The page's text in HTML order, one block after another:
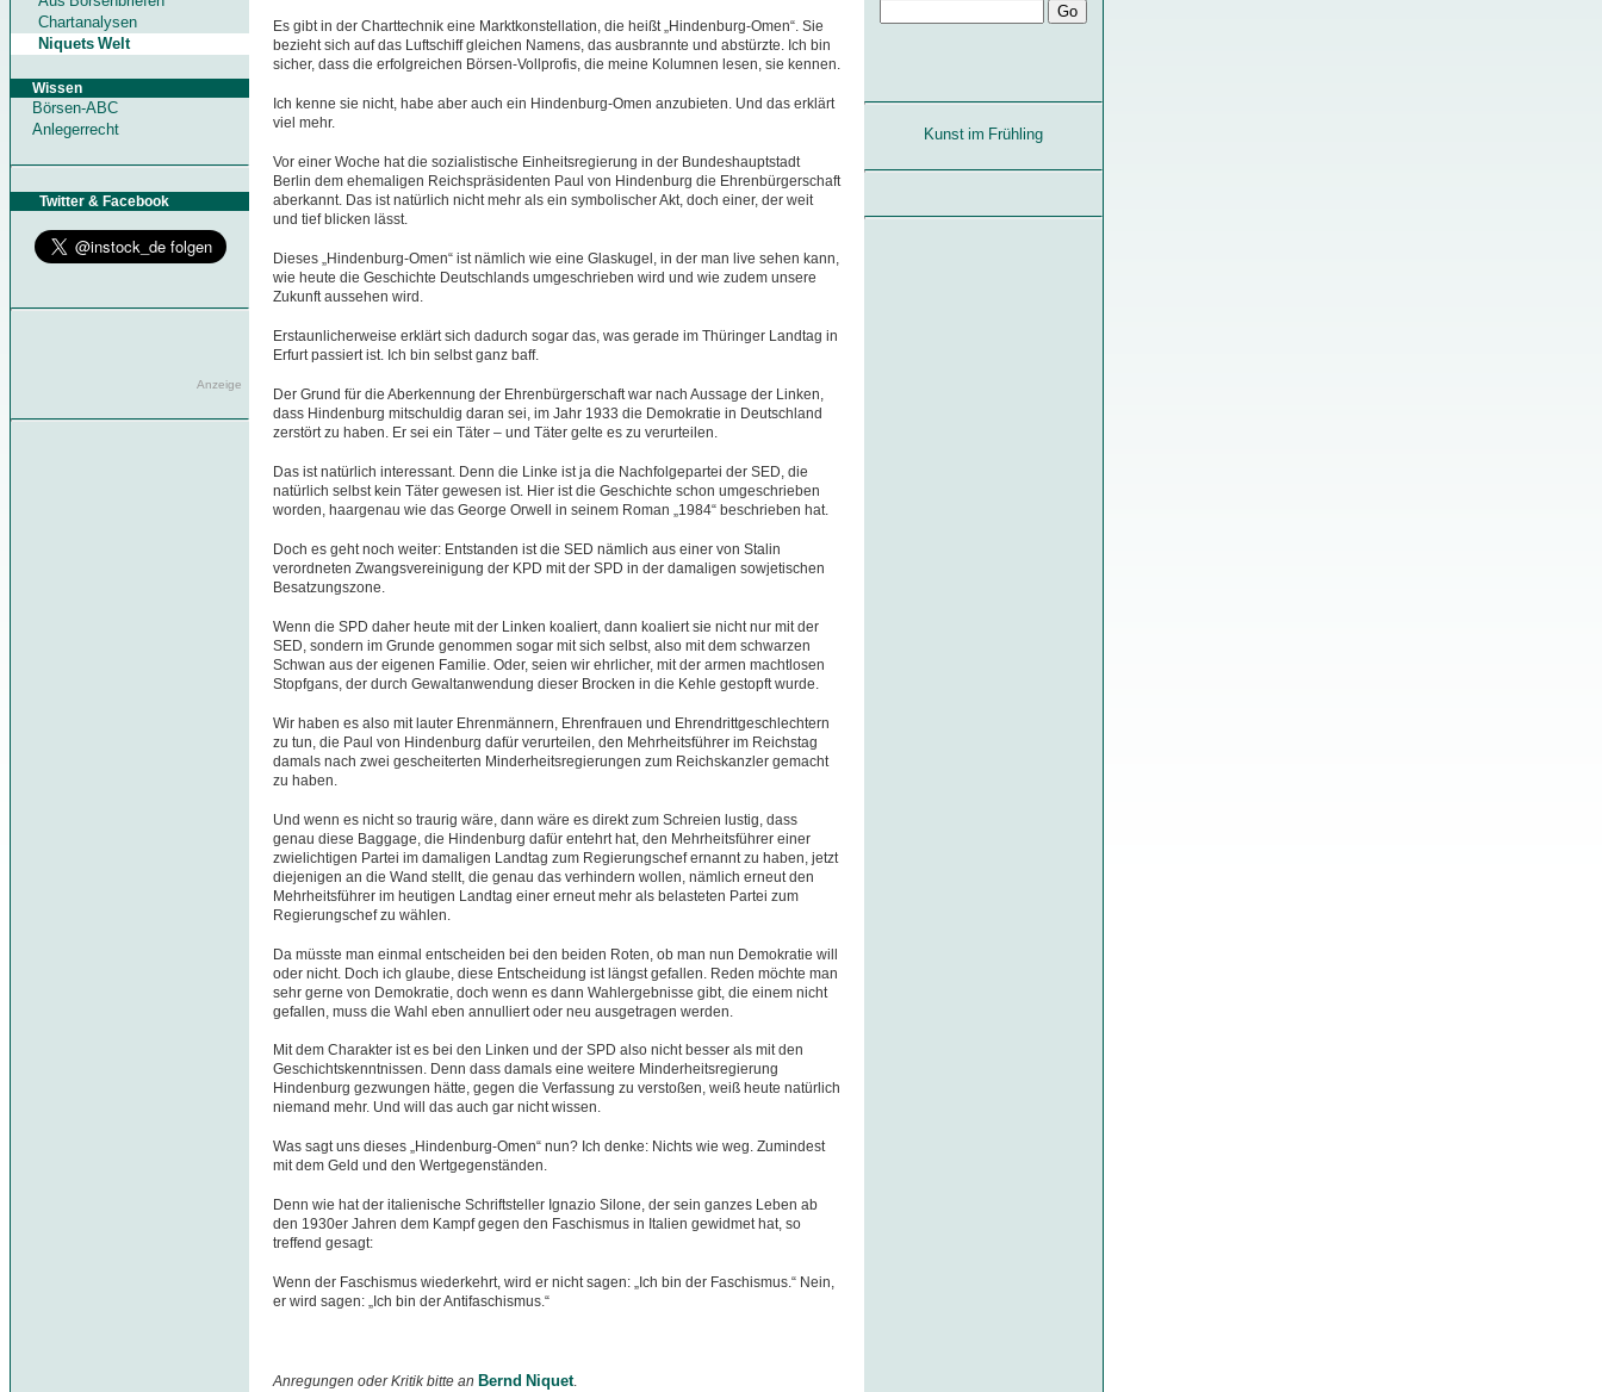
Chartanalysen
Niquets Welt
Wissen
Börsen-ABC
Anlegerrecht
Twitter & Facebook
Anzeige
Kunst im Frühling
Es gibt in der Charttechnik eine Marktkonstellation, die heißt „Hindenburg-Omen“. Sie
bezieht sich auf das Luftschiff gleichen Namens, das ausbrannte und abstürzte. Ich bin
sicher, dass die erfolgreichen Börsen-Vollprofis, die meine Kolumnen lesen, sie kennen.
Ich kenne sie nicht, habe aber auch ein Hindenburg-Omen anzubieten. Und das erklärt
viel mehr.
Vor einer Woche hat die sozialistische Einheitsregierung in der Bundeshauptstadt
Berlin dem ehemaligen Reichspräsidenten Paul von Hindenburg die Ehrenbürgerschaft
aberkannt. Das ist natürlich nicht mehr als ein symbolischer Akt, doch einer, der weit
und tief blicken lässt.
Dieses „Hindenburg-Omen“ ist nämlich wie eine Glaskugel, in der man live sehen kann,
wie heute die Geschichte Deutschlands umgeschrieben wird und wie zudem unsere
Zukunft aussehen wird.
Erstaunlicherweise erklärt sich dadurch sogar das, was gerade im Thüringer Landtag in
Erfurt passiert ist. Ich bin selbst ganz baff.
Der Grund für die Aberkennung der Ehrenbürgerschaft war nach Aussage der Linken,
dass Hindenburg mitschuldig daran sei, im Jahr 1933 die Demokratie in Deutschland
zerstört zu haben. Er sei ein Täter – und Täter gelte es zu verurteilen.
Das ist natürlich interessant. Denn die Linke ist ja die Nachfolgepartei der SED, die
natürlich selbst kein Täter gewesen ist. Hier ist die Geschichte schon umgeschrieben
worden, haargenau wie das George Orwell in seinem Roman „1984“ beschrieben hat.
Doch es geht noch weiter: Entstanden ist die SED nämlich aus einer von Stalin
verordneten Zwangsvereinigung der KPD mit der SPD in der damaligen sowjetischen
Besatzungszone.
Wenn die SPD daher heute mit der Linken koaliert, dann koaliert sie nicht nur mit der
SED, sondern im Grunde genommen sogar mit sich selbst, also mit dem schwarzen
Schwan aus der eigenen Familie. Oder, seien wir ehrlicher, mit der armen machtlosen
Stopfgans, der durch Gewaltanwendung dieser Brocken in die Kehle gestopft wurde.
Wir haben es also mit lauter Ehrenmännern, Ehrenfrauen und Ehrendrittgeschlechtern
zu tun, die Paul von Hindenburg dafür verurteilen, den Mehrheitsführer im Reichstag
damals nach zwei gescheiterten Minderheitsregierungen zum Reichskanzler gemacht
zu haben.
Und wenn es nicht so traurig wäre, dann wäre es direkt zum Schreien lustig, dass
genau diese Baggage, die Hindenburg dafür entehrt hat, den Mehrheitsführer einer
zwielichtigen Partei im damaligen Landtag zum Regierungschef ernannt zu haben, jetzt
diejenigen an die Wand stellt, die genau das verhindern wollen, nämlich erneut den
Mehrheitsführer im heutigen Landtag einer erneut mehr als belasteten Partei zum
Regierungschef zu wählen.
Da müsste man einmal entscheiden bei den beiden Roten, ob man nun Demokratie will
oder nicht. Doch ich glaube, diese Entscheidung ist längst gefallen. Reden möchte man
sehr gerne von Demokratie, doch wenn es dann Wahlergebnisse gibt, die einem nicht
gefallen, muss die Wahl eben annulliert oder neu ausgetragen werden.
Mit dem Charakter ist es bei den Linken und der SPD also nicht besser als mit den
Geschichtskenntnissen. Denn dass damals eine weitere Minderheitsregierung
Hindenburg gezwungen hätte, gegen die Verfassung zu verstoßen, weiß heute natürlich
niemand mehr. Und will das auch gar nicht wissen.
Was sagt uns dieses „Hindenburg-Omen“ nun? Ich denke: Nichts wie weg. Zumindest
mit dem Geld und den Wertgegenständen.
Denn wie hat der italienische Schriftsteller Ignazio Silone, der sein ganzes Leben ab
den 1930er Jahren dem Kampf gegen den Faschismus in Italien gewidmet hat, so
treffend gesagt:
Wenn der Faschismus wiederkehrt, wird er nicht sagen: „Ich bin der Faschismus.“ Nein,
er wird sagen: „Ich bin der Antifaschismus.“
Anregungen oder Kritik bitte an Bernd Niquet.